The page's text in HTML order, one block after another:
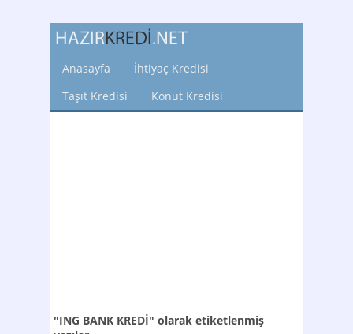
Anasayfa
İhtiyaç Kredisi
Taşıt Kredisi
Konut Kredisi
"ING BANK KREDİ" olarak etiketlenmiş